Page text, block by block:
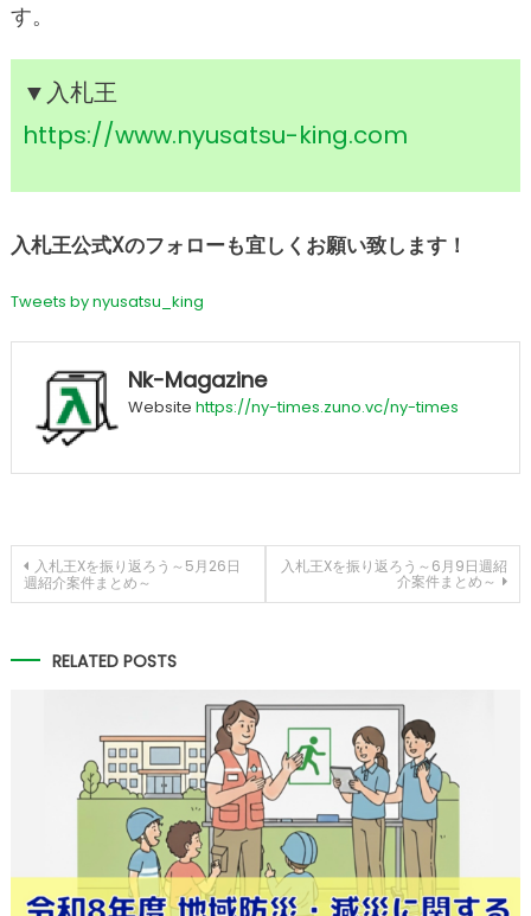
す。
▼入札王
https://www.nyusatsu-king.com
入札王公式Xのフォローも宜しくお願い致します！
Tweets by nyusatsu_king
Nk-Magazine
Website https://ny-times.zuno.vc/ny-times
投
稿
ナ
ョ
入札王Xを振り返ろう～5月26日
週紹介案件まとめ～
入札王Xを振り返ろう～6月9日週紹
介案件まとめ～
RELATED POSTS